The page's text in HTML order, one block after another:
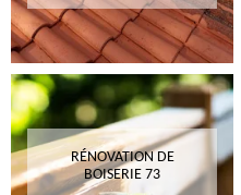
RÉNOVATION DE
BOISERIE 73